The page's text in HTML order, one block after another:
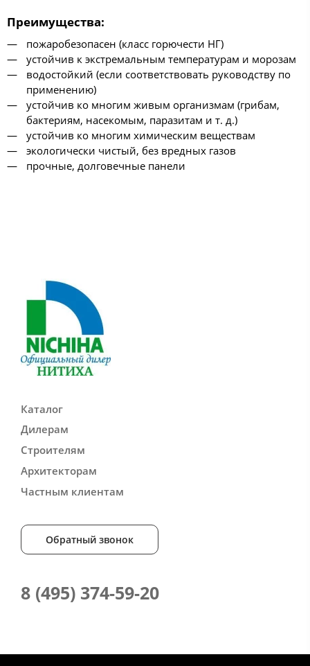
Преимущества:
пожаробезопасен (класс горючести НГ)
устойчив к экстремальным температурам и морозам
водостойкий (если соответствовать руководству по
применению)
устойчив ко многим живым организмам (грибам,
бактериям, насекомым, паразитам и т. д.)
устойчив ко многим химическим веществам
экологически чистый, без вредных газов
прочные, долговечные панели
Каталог
Дилерам
Строителям
Архитекторам
Частным клиентам
Обратный звонок
8 (495) 374-59-20